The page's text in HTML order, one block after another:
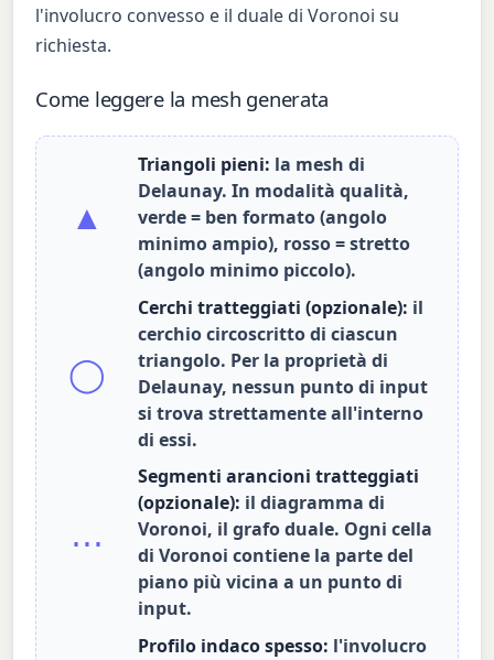
l'involucro convesso e il duale di Voronoi su
richiesta.
Come leggere la mesh generata
▲
Triangoli pieni: la mesh di
Delaunay. In modalità qualità,
verde = ben formato (angolo
minimo ampio), rosso = stretto
(angolo minimo piccolo).
◯
Cerchi tratteggiati (opzionale): il
cerchio circoscritto di ciascun
triangolo. Per la proprietà di
Delaunay, nessun punto di input
si trova strettamente all'interno
di essi.
⋯
Segmenti arancioni tratteggiati
(opzionale): il diagramma di
Voronoi, il grafo duale. Ogni cella
di Voronoi contiene la parte del
piano più vicina a un punto di
input.
Profilo indaco spesso: l'involucro